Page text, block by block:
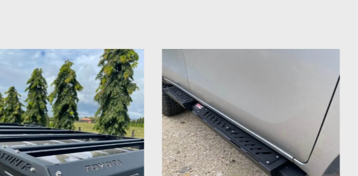
AÑADIR AL CARRITO / DETALLES DETALLES